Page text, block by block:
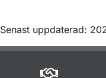
Om sidan
Senast uppdaterad: